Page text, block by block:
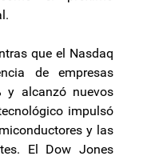
que el Nasdaq
de empresas
y alcanzó nuevos
impulsó
y las
El Dow Jones